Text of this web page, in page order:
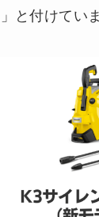
」と付けてい